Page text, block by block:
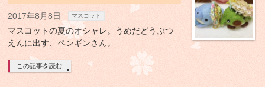
2017年8月8日 マスコット
マスコットの夏のオシャレ。うめだどうぶつ
えんに出す、ペンギンさん。
この記事を読む